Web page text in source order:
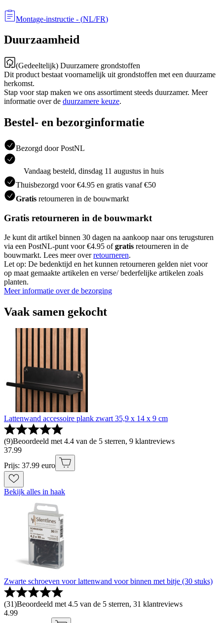
Montage-instructie - (NL/FR)
Duurzaamheid
(Gedeeltelijk) Duurzamere grondstoffen
Dit product bestaat voornamelijk uit grondstoffen met een duurzame
herkomst.
Stap voor stap maken we ons assortiment steeds duurzamer. Meer
informatie over de duurzamere keuze.
Bestel- en bezorginformatie
Bezorgd door PostNL
Vandaag besteld, dinsdag 11 augustus in huis
Thuisbezorgd voor €4.95 en gratis vanaf €50
Gratis retourneren in de bouwmarkt
Gratis retourneren in de bouwmarkt
Je kunt dit artikel binnen 30 dagen na aankoop naar ons terugsturen
via een PostNL-punt voor €4.95 ofgratis retourneren in de
bouwmarkt. Lees meer overretourneren.
Let op: De bedenktijd en het kunnen retourneren gelden niet voor
op maat gemaakte artikelen en verse/ bederfelijke artikelen zoals
planten.
Meer informatie over de bezorging
Vaak samen gekocht
Lattenwand accessoire plank zwart 35,9 x 14 x 9 cm
(9)Beoordeeld met 4.4 van de 5 sterren, 9 klantreviews
37.99
Prijs: 37.99 euro
Bekijk alles in haak
Zwarte schroeven voor lattenwand voor binnen met bitje (30 stuks)
(31)Beoordeeld met 4.5 van de 5 sterren, 31 klantreviews
4.99